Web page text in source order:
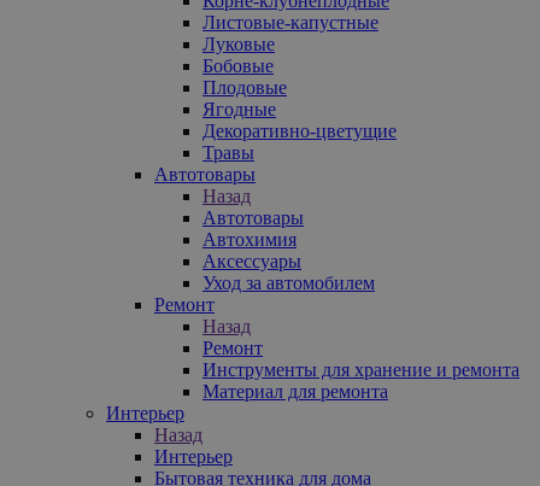
Листовые-капустные
Луковые
Бобовые
Плодовые
Ягодные
Декоративно-цветущие
Травы
Автотовары
Назад
Автотовары
Автохимия
Аксессуары
Уход за автомобилем
Ремонт
Назад
Ремонт
Инструменты для хранение и ремонта
Материал для ремонта
Интерьер
Назад
Интерьер
Бытовая техника для дома